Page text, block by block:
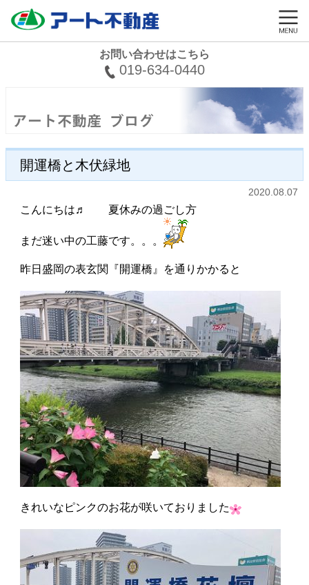
お問い合わせはこちら
019-634-0440
開運橋と木伏緑地
2020.08.07
こんにちは♬ 夏休みの過ごし方
まだ迷い中の工藤です。。。
昨日盛岡の表玄関『開運橋』を通りかかると
きれいなピンクのお花が咲いておりました